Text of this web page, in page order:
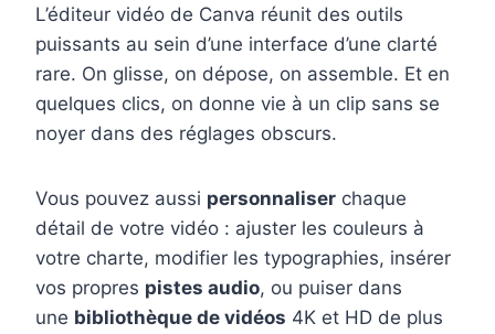
L’éditeur vidéo de Canva réunit des outils
puissants au sein d’une interface d’une clarté
rare. On glisse, on dépose, on assemble. Et en
quelques clics, on donne vie à un clip sans se
noyer dans des réglages obscurs.
Vous pouvez aussi personnaliser chaque
détail de votre vidéo : ajuster les couleurs à
votre charte, modifier les typographies, insérer
vos propres pistes audio, ou puiser dans
une bibliothèque de vidéos 4K et HD de plus